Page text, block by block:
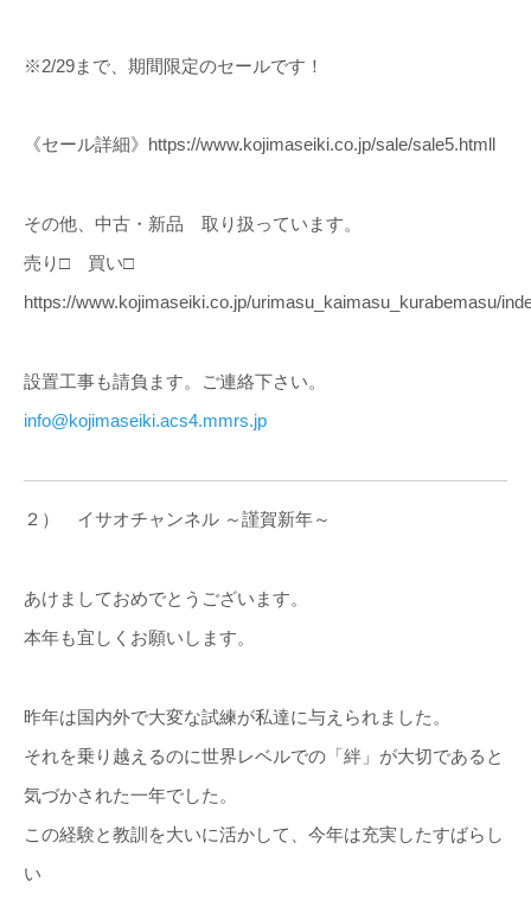
※2/29まで、期間限定のセールです！
《セール詳細》https://www.kojimaseiki.co.jp/sale/sale5.htmll
その他、中古・新品 取り扱っています。
売り□ 買い□
https://www.kojimaseiki.co.jp/urimasu_kaimasu_kurabemasu/
設置工事も請負ます。ご連絡下さい。
info@kojimaseiki.acs4.mmrs.jp
２） イサオチャンネル ～謹賀新年～
あけましておめでとうございます。
本年も宜しくお願いします。
昨年は国内外で大変な試練が私達に与えられました。
それを乗り越えるのに世界レベルでの「絆」が大切であると
気づかされた一年でした。
この経験と教訓を大いに活かして、今年は充実したすばらし
い